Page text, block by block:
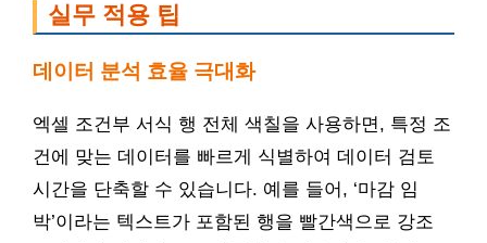
실무 적용 팁
데이터 분석 효율 극대화
엑셀 조건부 서식 행 전체 색칠을 사용하면, 특정 조
건에 맞는 데이터를 빠르게 식별하여 데이터 검토
시간을 단축할 수 있습니다. 예를 들어, ‘마감 임
박’이라는 텍스트가 포함된 행을 빨간색으로 강조